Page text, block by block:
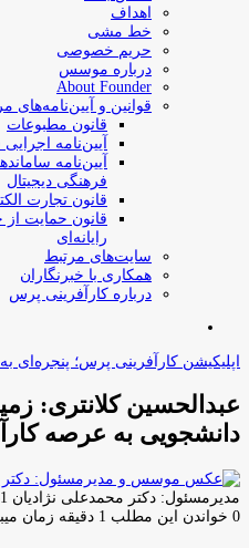
اهداف
خط مشی
حریم خصوصی
درباره موسس
About Founder
قوانین و آیین‌نامه‌های
‌قانون مطبوعات
آیین‌نامه
آیین‌نامه
فرهنگی دیجیتال
قانون تجارت
قانون حمایت از
رایانه‌ای
سایت‌های مرتبط
همکاری با خبرنگاران
درباره کارآفرینی پرس
اپلیکیشن کارآفرینی پرس؛ پنجره‌ای
عبدالحسین کلانتری:
دانشجویی به عرصه
مدیرمسئول: دکتر محمدعلی نژادیان 31
0 خواندن این مطلب 1 دقیقه زمان میبرد